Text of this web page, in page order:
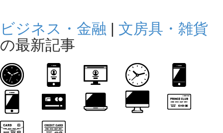
ビジネス・金融 | 文房具・雑貨
の最新記事